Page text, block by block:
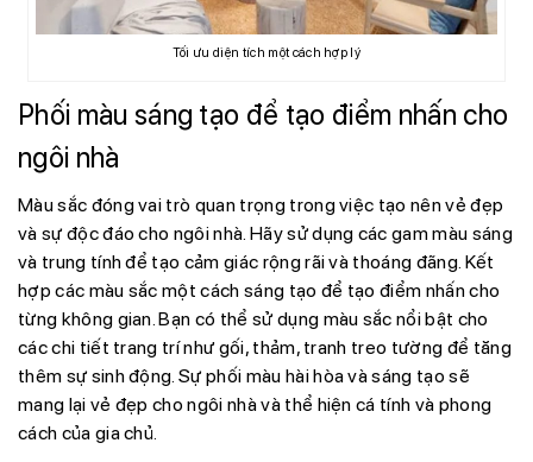
Tối ưu diện tích một cách hợp lý
Phối màu sáng tạo để tạo điểm nhấn cho
ngôi nhà
Màu sắc đóng vai trò quan trọng trong việc tạo nên vẻ đẹp
và sự độc đáo cho ngôi nhà. Hãy sử dụng các gam màu sáng
và trung tính để tạo cảm giác rộng rãi và thoáng đãng. Kết
hợp các màu sắc một cách sáng tạo để tạo điểm nhấn cho
từng không gian. Bạn có thể sử dụng màu sắc nổi bật cho
các chi tiết trang trí như gối, thảm, tranh treo tường để tăng
thêm sự sinh động. Sự phối màu hài hòa và sáng tạo sẽ
mang lại vẻ đẹp cho ngôi nhà và thể hiện cá tính và phong
cách của gia chủ.